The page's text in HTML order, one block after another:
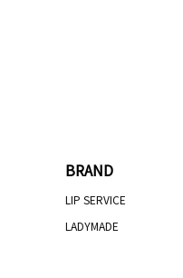
BRAND
LIP SERVICE
LADYMADE